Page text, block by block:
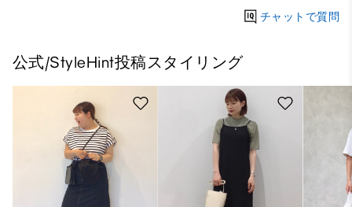
チャットで質問
公式/StyleHint投稿スタイリング